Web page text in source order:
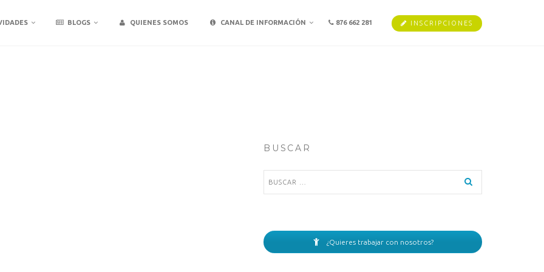
BLOGS QUIENES SOMOS CANAL DE INFORMACIÓN 876 662 281 INSCRIPCIONES
BUSCAR
¿Quieres trabajar con nosotros?